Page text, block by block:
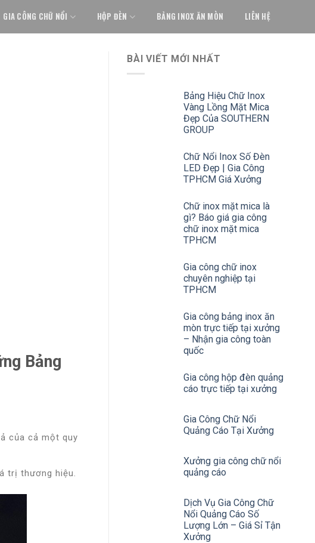
GIA CÔNG CHỮ NỔI HỘP ĐÈN BẢNG INOX ĂN MÒN LIÊN HỆ
Bảng
của cả một quy
trị thương hiệu.
BÀI VIẾT MỚI NHẤT
Bảng Hiệu Chữ Inox
Vàng Lồng Mặt Mica
Đẹp Của SOUTHERN
GROUP
Chữ Nổi Inox Số Đèn
LED Đẹp | Gia Công
TPHCM Giá Xưởng
Chữ inox mặt mica là
gì? Báo giá gia công
chữ inox mặt mica
TPHCM
Gia công chữ inox
chuyên nghiệp tại
TPHCM
Gia công bảng inox ăn
mòn trực tiếp tại xưởng
– Nhận gia công toàn
quốc
Gia công hộp đèn quảng
cáo trực tiếp tại xưởng
Gia Công Chữ Nổi
Quảng Cáo Tại Xưởng
Xưởng gia công chữ nổi
quảng cáo
Dịch Vụ Gia Công Chữ
Nổi Quảng Cáo Số
Lượng Lớn – Giá Sỉ Tận
Xưởng